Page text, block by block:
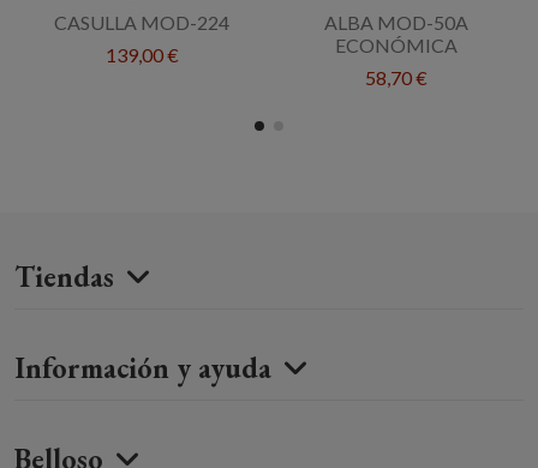
CASULLA MOD-224
139,00 €
ALBA MOD-50A
ECONÓMICA
58,70 €
Tiendas
Información y ayuda
Belloso